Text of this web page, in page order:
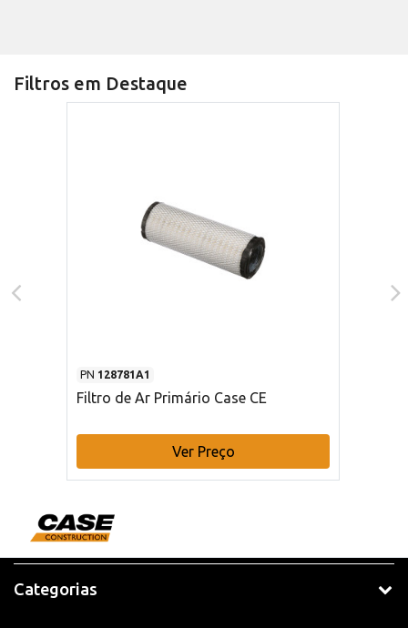
Filtros em Destaque
PN 128781A1
Filtro de Ar Primário Case CE
Ver Preço
Categorias